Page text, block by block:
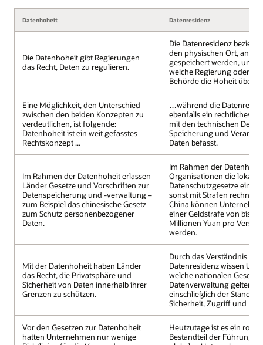
Datenhoheit Datenresidenz
Die Datenhoheit gibt Regierungen
das Recht, Daten zu regulieren.
Die Datenresidenz bezieht
den physischen Ort, an
gespeichert werden, und
welche Regierung oder
Behörde die Hoheit über
Eine Möglichkeit, den Unterschied
zwischen den beiden Konzepten zu
verdeutlichen, ist folgende:
Datenhoheit ist ein weit gefasstes
Rechtskonzept ...
…während die
ebenfalls ein rechtliches
mit den technischen
Speicherung und
Daten befasst.
Im Rahmen der Datenhoheit erlassen
Länder Gesetze und Vorschriften zur
Datenspeicherung und -verwaltung –
zum Beispiel das chinesische Gesetz
zum Schutz personenbezogener
Daten.
Im Rahmen der
Organisationen die lokalen
Datenschutzgesetze
sonst mit Strafen rechnen
China können
einer Geldstrafe von bis zu
Millionen Yuan pro
werden.
Mit der Datenhoheit haben Länder
das Recht, die Privatsphäre und
Sicherheit von Daten innerhalb ihrer
Grenzen zu schützen.
Durch das Verständnis der
Datenresidenz wissen
welche nationalen
Datenverwaltung gelten,
einschließlich der
Sicherheit, Zugriff und
Vor den Gesetzen zur Datenhoheit
hatten Unternehmen nur wenige
Heutzutage ist es ein
Bestandteil der Führung